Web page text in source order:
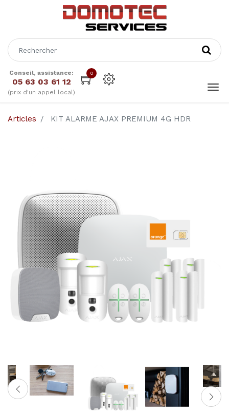
Conseil, assistance:
05 63 03 61 12
(prix d'un appel local)
0
Articles KIT ALARME AJAX PREMIUM 4G HDR